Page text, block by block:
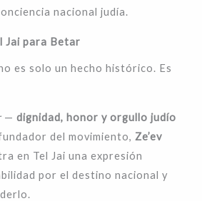
nacional judía.
Jai para Betar
es solo un hecho histórico. Es
—dignidad, honor y orgullo judío
del movimiento, Ze’ev
en Tel Jai una expresión
por el destino nacional y